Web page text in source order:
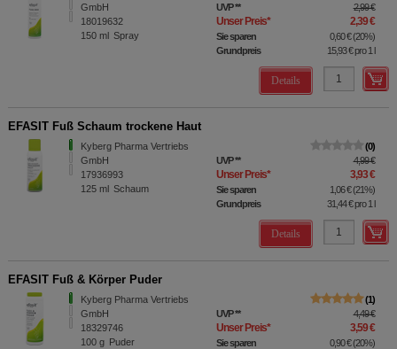
GmbH
18019632
150 ml Spray
UVP** 2,99 €
Unser Preis* 2,39 €
Sie sparen 0,60 €(20%)
Grundpreis
15,93 €pro 1 l
Details
EFASIT Fuß Schaum trockene Haut
Kyberg Pharma Vertriebs
GmbH
17936993
125 ml Schaum
0
UVP** 4,99 €
Unser Preis* 3,93 €
Sie sparen 1,06 €(21%)
Grundpreis
31,44 €pro 1 l
Details
EFASIT Fuß & Körper Puder
Kyberg Pharma Vertriebs
GmbH
18329746
100 g Puder
1
UVP** 4,49 €
Unser Preis* 3,59 €
Sie sparen 0,90 €(20%)